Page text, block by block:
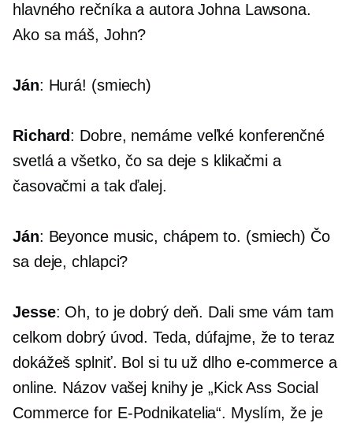
hlavného rečníka a autora Johna Lawsona.
Ako sa máš, John?
Ján: Hurá! (smiech)
Richard: Dobre, nemáme veľké konferenčné
svetlá a všetko, čo sa deje s klikačmi a
časovačmi a tak ďalej.
Ján: Beyonce music, chápem to. (smiech) Čo
sa deje, chlapci?
Jesse: Oh, to je dobrý deň. Dali sme vám tam
celkom dobrý úvod. Teda, dúfajme, že to teraz
dokážeš splniť. Bol si tu už dlho e-commercea
online. Názov vašej knihy je „Kick Ass Social
Commerce for E-Podnikatelia“. Myslím, že je